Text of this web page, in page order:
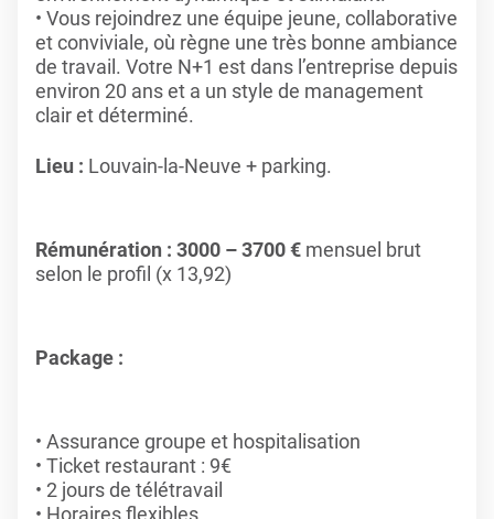
Vous rejoindrez une équipe jeune, collaborative
et conviviale, où règne une très bonne ambiance
de travail. Votre N+1 est dans l’entreprise depuis
environ 20 ans et a un style de management
clair et déterminé.
Lieu : Louvain-la-Neuve + parking.
Rémunération : 3000 – 3700 € mensuel brut
selon le profil (x 13,92)
Package :
Assurance groupe et hospitalisation
Ticket restaurant : 9€
2 jours de télétravail
Horaires flexibles